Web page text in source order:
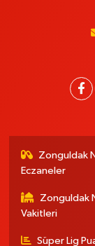
Zonguldak
Eczaneler
Zonguldak
Vakitleri
Süper Lig